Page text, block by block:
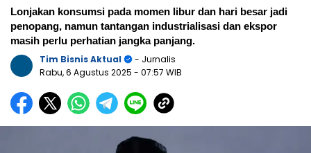
Lonjakan konsumsi pada momen libur dan hari besar jadi
penopang, namun tantangan industrialisasi dan ekspor
masih perlu perhatian jangka panjang.
Tim Bisnis Aktual
- Jurnalis
Rabu, 6 Agustus 2025 - 07:57 WIB